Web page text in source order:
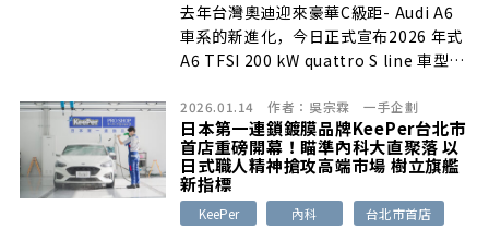
去年台灣奧迪迎來豪華C級距- Audi A6
車系的新進化，今日正式宣布2026 年式
A6 TFSI 200 kW quattro S line 車型啟
2026.01.14 作者： 吳宗霖 一手企劃
日本第一連鎖鍍膜品牌KeePer台北市
首店重磅開幕！瞄準內科大直聚落 以
日式職人精神搶攻高端市場 樹立旗艦
新指標
KeePer 內科
台北市首店